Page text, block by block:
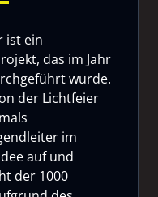
ist ein
das im Jahr
wurde.
der Lichtfeier
im
auf und
der 1000